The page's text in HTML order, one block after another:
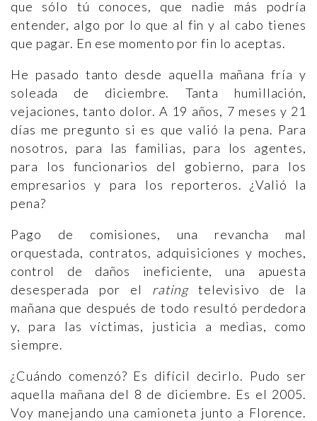
que sólo tú conoces, que nadie más podría
entender, algo por lo que al fin y al cabo tienes
que pagar. En ese momento por fin lo aceptas.
He pasado tanto desde aquella mañana fría y
soleada de diciembre. Tanta humillación,
vejaciones, tanto dolor. A 19 años, 7 meses y 21
días me pregunto si es que valió la pena. Para
nosotros, para las familias, para los agentes,
para los funcionarios del gobierno, para los
empresarios y para los reporteros. ¿Valió la
pena?
Pago de comisiones, una revancha mal
orquestada, contratos, adquisiciones y moches,
control de daños ineficiente, una apuesta
desesperada por el ratingtelevisivo de la
mañana que después de todo resultó perdedora
y, para las víctimas, justicia a medias, como
siempre.
¿Cuándo comenzó? Es difícil decirlo. Pudo ser
aquella mañana del 8 de diciembre. Es el 2005.
Voy manejando una camioneta junto a Florence.